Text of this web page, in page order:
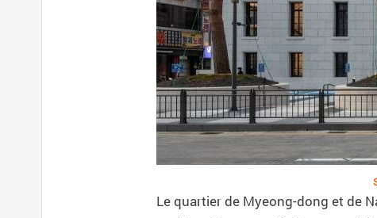
Le quartier de Myeong-dong et de